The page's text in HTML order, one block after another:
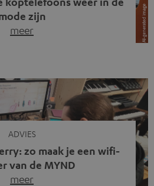
zijn
meer
Op straat, in de trein en
dragen steeds meer
met een kabel. De angst voor
Maar wat op het eerste […]
ADVIES
zo maak je een wifi-
van de MYND
meer